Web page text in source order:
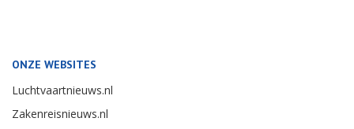
ONZE WEBSITES
Luchtvaartnieuws.nl
Zakenreisnieuws.nl